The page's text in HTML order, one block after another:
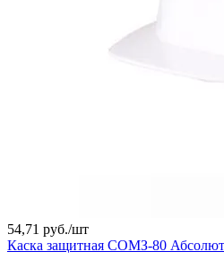
54,71 руб./шт
Каска защитная СОМЗ-80